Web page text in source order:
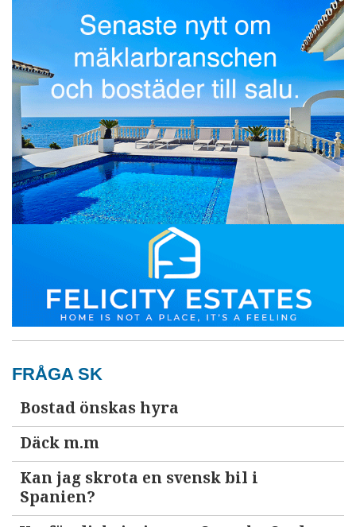
FRÅGA SK
Bostad önskas hyra
Däck m.m
Kan jag skrota en svensk bil i
Spanien?